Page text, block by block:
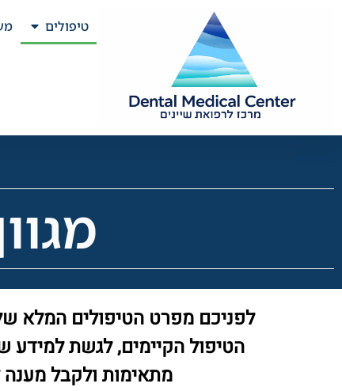
טיפולים
לפניכם מפרט הטיפולים המלא
הטיפול הקיימים, לגשת למידע
מתאימות ולקבל מענה